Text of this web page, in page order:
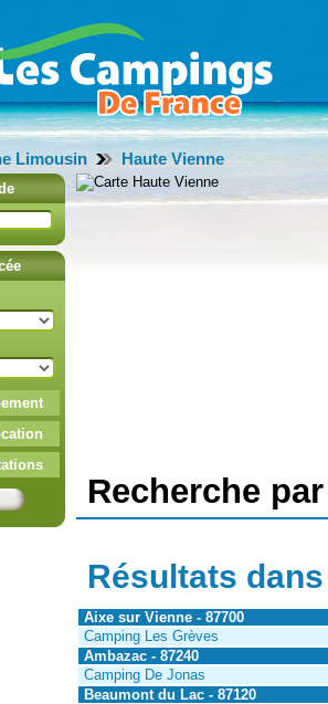
Limousin Haute Vienne
Recherche
Résultats
Aixe sur Vienne - 87700
Camping Les Grèves
Ambazac - 87240
Camping De Jonas
Beaumont du Lac - 87120